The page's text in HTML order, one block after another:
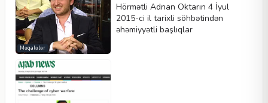
Məqalələr
Hörmətli Adnan Oktarın 4 İyul
2015-ci il tarixli söhbətindən
əhəmiyyətli başlıqlar